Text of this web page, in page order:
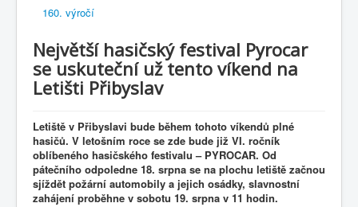
160. výročí
Největší hasičský festival Pyrocar
se uskuteční už tento víkend na
Letišti Přibyslav
Letiště v Přibyslavi bude během tohoto víkendů plné
hasičů. V letošním roce se zde bude již VI. ročník
oblíbeného hasičského festivalu – PYROCAR. Od
pátečního odpoledne 18. srpna se na plochu letiště začnou
sjíždět požární automobily a jejich osádky, slavnostní
zahájení proběhne v sobotu 19. srpna v 11 hodin.